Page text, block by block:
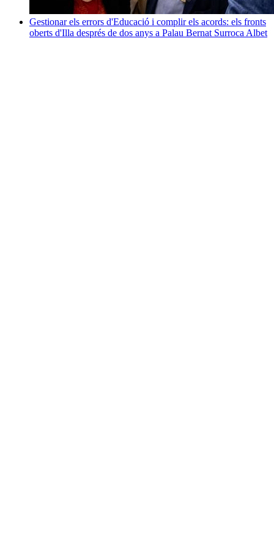
Gestionar els errors d'Educació i complir els acords: els fronts
oberts d'Illa després de dos anys a Palau Bernat Surroca Albet